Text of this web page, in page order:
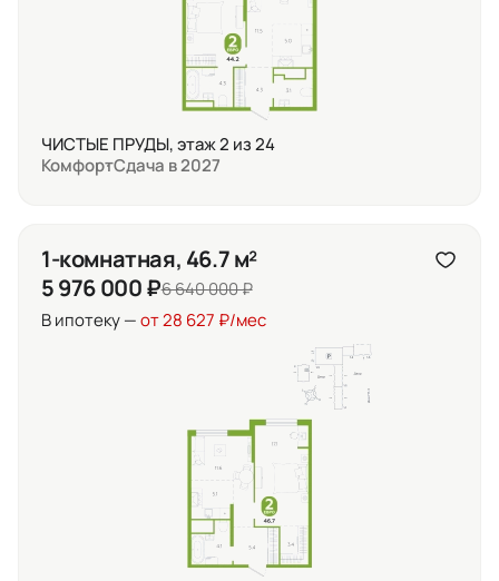
ЧИСТЫЕ ПРУДЫ, этаж 2 из 24
КомфортСдача в 2027
1-комнатная, 46.7 м²
5 976 000 ₽6 640 000 ₽
В ипотеку —от 28 627 ₽/мес